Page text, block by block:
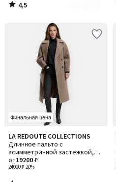
4,5
/
Финальная цена
LA REDOUTE COLLECTIONS
Длинное пальто с
асимметричной застежкой,
смесовая шерсть
24000 ₽-20%
от19200 ₽
4,5
/ 5